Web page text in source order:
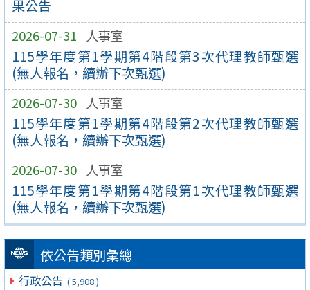
果公告
2026-07-31 人事室
115學年度第1學期第4階段第3次代理教師甄選
(無人報名，續辦下次甄選)
2026-07-30 人事室
115學年度第1學期第4階段第2次代理教師甄選
(無人報名，續辦下次甄選)
2026-07-30 人事室
115學年度第1學期第4階段第1次代理教師甄選
(無人報名，續辦下次甄選)
依公告類別彙總
行政公告 ( 5,908 )